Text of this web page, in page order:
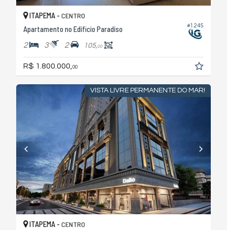
#1.245
ITAPEMA - CENTRO
Apartamento no Edificio Paradiso
2 3 2 105,00
R$ 1.800.000, 00
VISTA LIVRE PERMANENTE DO MAR!
ITAPEMA - CENTRO